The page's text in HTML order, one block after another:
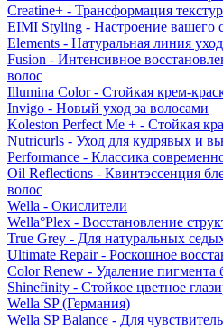
Creatine+ - Трансформация
EIMI Styling - Настроение вашего
Elements - Натуральная линия
Fusion - Интенсивное
волос
Illumina Color - Стойкая крем-
Invigo - Новый уход за волосами
Koleston Perfect Me + - Стойкая
Nutricurls - Уход для кудрявых и
Performance - Классика
Oil Reflections - Квинтэссенция
волос
Wella - Окислители
Wella°Plex - Восстановление
True Grey - Для натуральных
Ultimate Repair - Роскошное
Color Renew - Удаление пигмента
Shinefinity - Стойкое цветное
Wella SP (Германия)
Wella SP Balance - Для